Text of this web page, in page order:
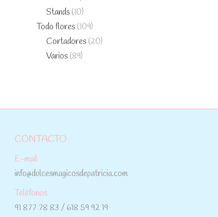
Stands (10)
Todo flores (109)
Cortadores (20)
Varios (89)
CONTACTO
E-mail
info@dulcesmagicosdepatricia.com
Teléfonos
91 877 78 83 / 618 59 92 19